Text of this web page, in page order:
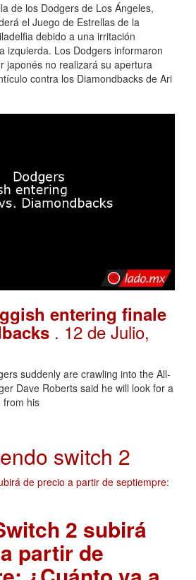
de los Dodgers de Los Ángeles,
el Juego de Estrellas de la
debido a una irritación
izquierda. Los Dodgers informaron
japonés no realizará su apertura
contra los Diamondbacks de Ari
entering finale
. 12 de Julio,
suddenly are crawling into the All-
Dave Roberts said he will look for a
from his
switch 2
2 subirá
partir de